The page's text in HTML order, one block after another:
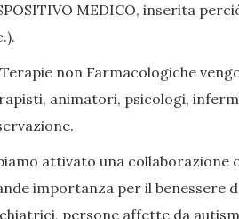
MEDICO, inserita
non Farmacologiche
animatori, psicologi,
attivato una collaborazione
importanza per il benessere
persone affette da